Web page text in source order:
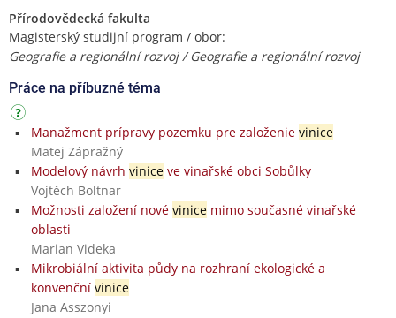
Přírodovědecká fakulta
Magisterský studijní program / obor:
Geografie a regionální rozvoj / Geografie a regionální rozvoj
Práce na příbuzné téma
Manažment prípravy pozemku pre založenie vinice
Matej Zápražný
Modelový návrh viniceve vinařské obci Sobůlky
Vojtěch Boltnar
Možnosti založení nové vinicemimo současné vinařské
oblasti
Marian Videka
Mikrobiální aktivita půdy na rozhraní ekologické a
konvenční vinice
Jana Asszonyi